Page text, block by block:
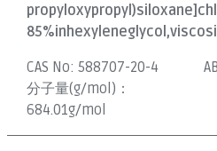
CAS No:588707-20-4
分子量(g/mol)：
684.01g/mol